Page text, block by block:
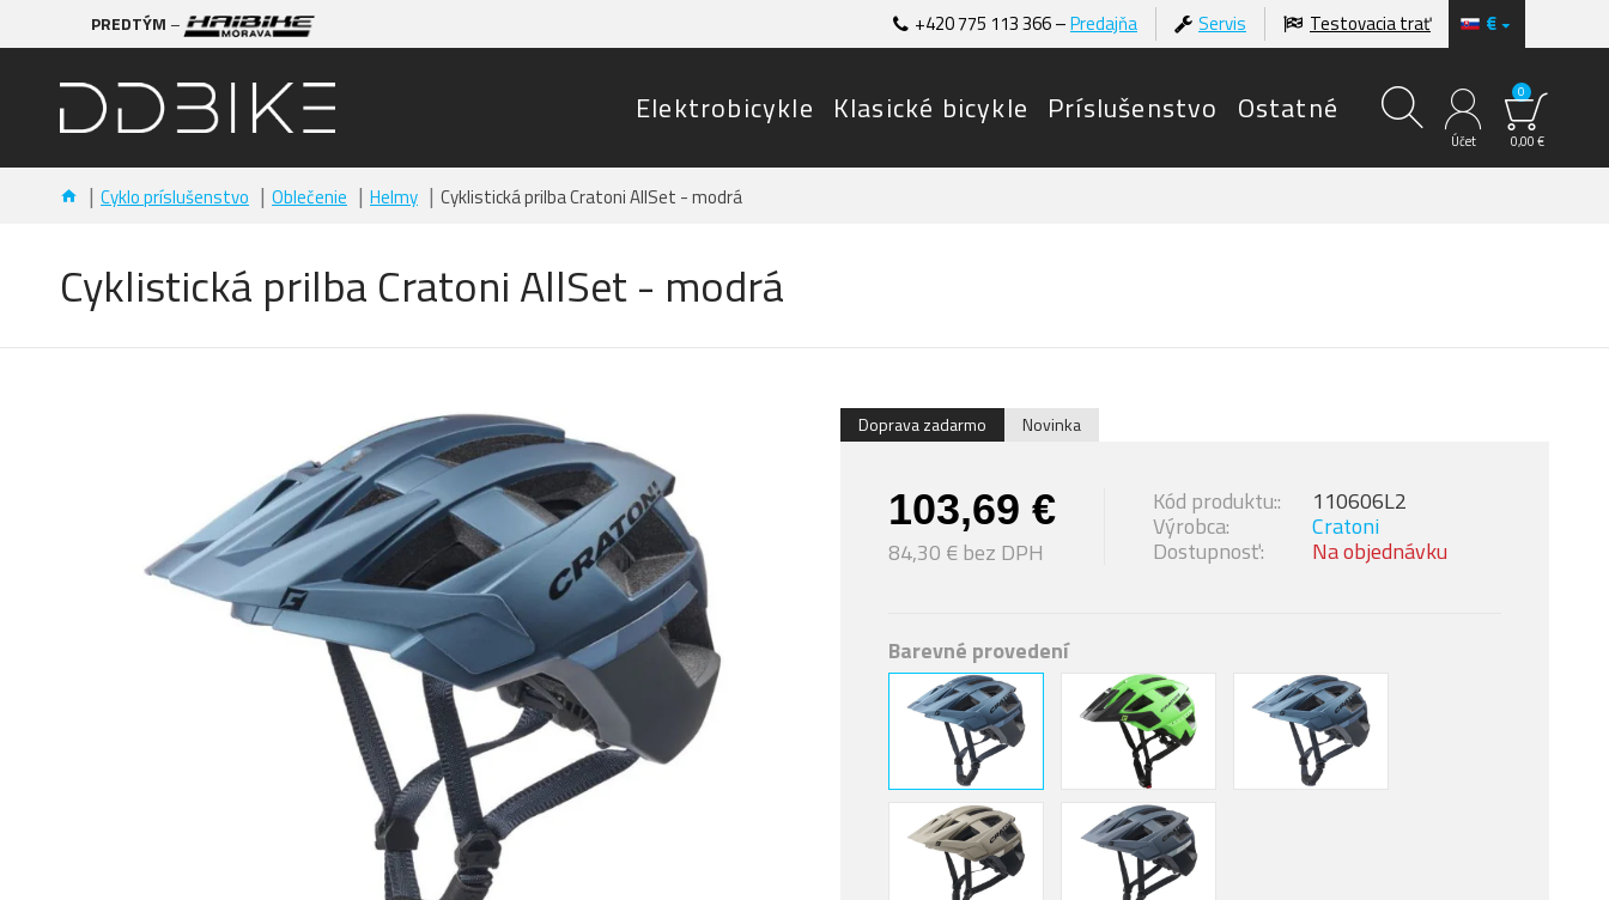
PREDTÝM – €
+420 775 113 366 –Predajňa Servis Testovacia trať
Elektrobicykle Klasické bicykle Príslušenstvo Ostatné
Účet 0,00 €
0
Cyklo príslušenstvo Oblečenie Helmy Cyklistická prilba Cratoni AllSet - modrá
Cyklistická prilba Cratoni AllSet - modrá
Doprava zadarmo Novinka
103,69 €
84,30 € bez DPH Dostupnosť: Na objednávku
Výrobca: Cratoni
Kód produktu:: 110606L2
Barevné provedení